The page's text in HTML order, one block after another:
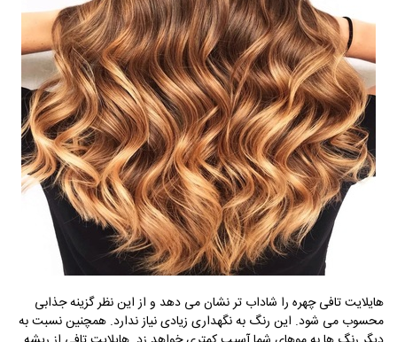
هایلایت تافی چهره را شاداب تر نشان می دهد و از این نظر گزینه جذابی
محسوب می شود. این رنگ به نگهداری زیادی نیاز ندارد. همچنین نسبت به